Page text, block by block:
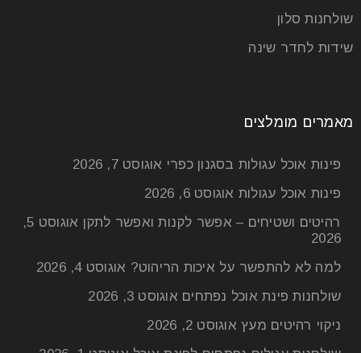
שולחנות סלון
שידות לחדר שינה
מאמרים מומלצים
פינות אוכל עגולות בסגנון כפרי אוגוסט 7, 2026
פינות אוכל עגולות אוגוסט 6, 2026
רהיטים ושטיחים – אפשר לקנות ואפשר לתקן
אוגוסט 5,
2026
למה לא להתפשר על איכות הריהוט? אוגוסט 4, 2026
שולחנות פינת אוכל נפתחים אוגוסט 3, 2026
ניקוי רהיטים מעץ אוגוסט 2, 2026